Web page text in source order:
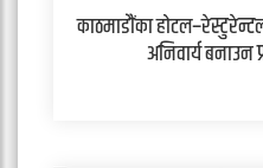
काठमाडौंका
अनिवार्य बनाउन